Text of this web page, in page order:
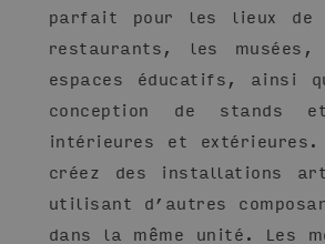
parfait pour les lieux
restaurants, les
espaces éducatifs, ainsi
conception de stands
intérieures et extérieures.
créez des installations
utilisant d’autres
dans la même unité. Les